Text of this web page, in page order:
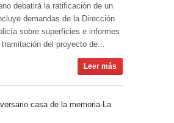
debatirá la ratificación de un
demandas de la Dirección
sobre superficies e informes
del proyecto de...
Leer más